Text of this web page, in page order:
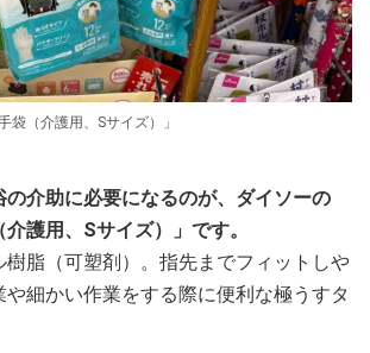
袋（介護用、Sサイズ）」
の介助に必要になるのが、ダイソーの
介護用、Sサイズ）」です。
樹脂（可塑剤）。指先までフィットしや
細かい作業をする際に便利な極うすタ